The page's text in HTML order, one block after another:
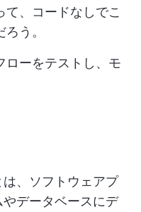
、コードなしでこ
う。
ーをテストし、モ
、ソフトウェアプ
データベースにデ